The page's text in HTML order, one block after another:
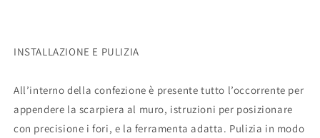
INSTALLAZIONE E PULIZIA
All’interno della confezione è presente tutto l’occorrente per
appendere la scarpiera al muro, istruzioni per posizionare
con precisione i fori, e la ferramenta adatta. Pulizia in modo